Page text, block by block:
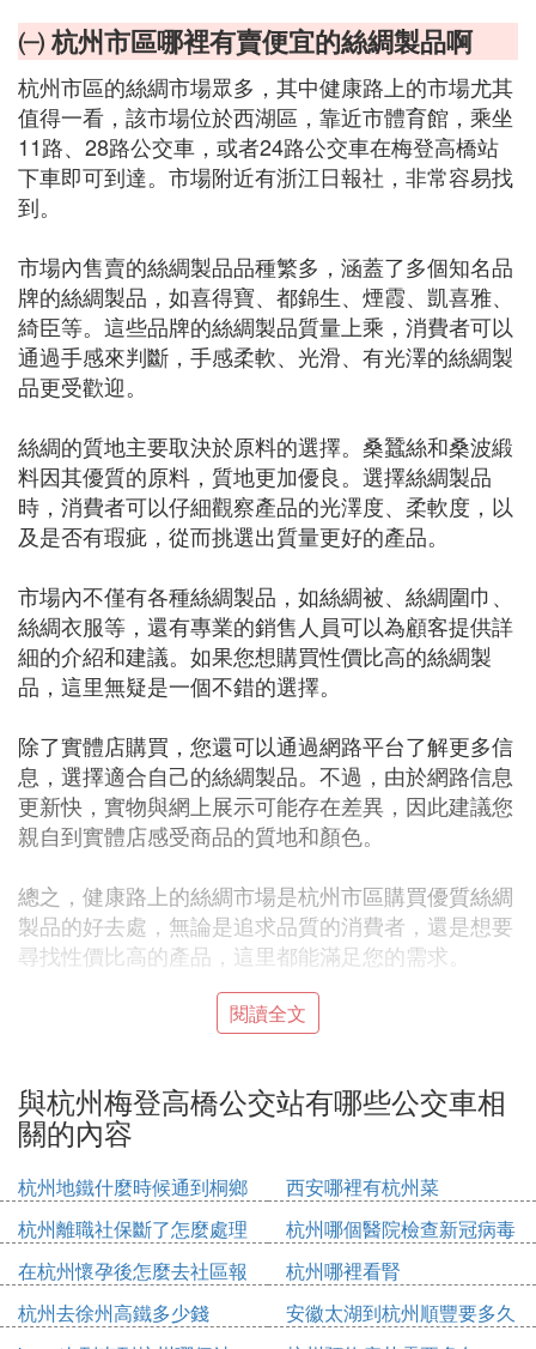
㈠ 杭州市區哪裡有賣便宜的絲綢製品啊
杭州市區的絲綢市場眾多，其中健康路上的市場尤其
值得一看，該市場位於西湖區，靠近市體育館，乘坐
11路、28路公交車，或者24路公交車在梅登高橋站
下車即可到達。市場附近有浙江日報社，非常容易找
到。
市場內售賣的絲綢製品品種繁多，涵蓋了多個知名品
牌的絲綢製品，如喜得寶、都錦生、煙霞、凱喜雅、
綺臣等。這些品牌的絲綢製品質量上乘，消費者可以
通過手感來判斷，手感柔軟、光滑、有光澤的絲綢製
品更受歡迎。
絲綢的質地主要取決於原料的選擇。桑蠶絲和桑波緞
料因其優質的原料，質地更加優良。選擇絲綢製品
時，消費者可以仔細觀察產品的光澤度、柔軟度，以
及是否有瑕疵，從而挑選出質量更好的產品。
市場內不僅有各種絲綢製品，如絲綢被、絲綢圍巾、
絲綢衣服等，還有專業的銷售人員可以為顧客提供詳
細的介紹和建議。如果您想購買性價比高的絲綢製
品，這里無疑是一個不錯的選擇。
除了實體店購買，您還可以通過網路平台了解更多信
息，選擇適合自己的絲綢製品。不過，由於網路信息
更新快，實物與網上展示可能存在差異，因此建議您
親自到實體店感受商品的質地和顏色。
總之，健康路上的絲綢市場是杭州市區購買優質絲綢
製品的好去處，無論是追求品質的消費者，還是想要
尋找性價比高的產品，這里都能滿足您的需求。
㈡ 杭州151公交車時刻表
常規線 拱北小區4:30-23:30 雄鎮樓4:40-23:20 普通
車1.5元,空調車2元,每年3,4,10,11月,票價1.5元,可用I
C卡:各類IC卡通用 電車公司
去程：拱北小區 - 定海新村 - 拱宸橋東 - 上塘路舟山
路口 - 上塘路紹興路口 - 大關路口 - 上塘路口 - 啞巴
弄 - 賣魚橋 - 倉基新村 - 米市巷 - 湖墅路沈塘橋 - 半
道紅 - 武林小廣場 - 武林廣場(體育場路) - 梅登高橋 -
豐樂橋北 - 水漾橋 - 市三醫院北 - 香榭商務大廈 - 姚
園寺巷 - 望江門 - 撫寧巷 - 雄鎮樓 (24站)
閱讀全文
與杭州梅登高橋公交站有哪些公交車相
關的內容
杭州地鐵什麼時候通到桐鄉
西安哪裡有杭州菜
杭州離職社保斷了怎麼處理
杭州哪個醫院檢查新冠病毒
在杭州懷孕後怎麼去社區報
備
杭州哪裡看腎
杭州去徐州高鐵多少錢
安徽太湖到杭州順豐要多久